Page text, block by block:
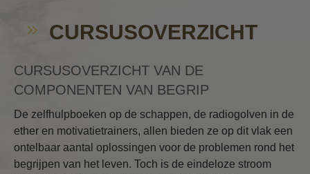
CURSUSOVERZICHT
CURSUSOVERZICHT VAN DE
COMPONENTEN VAN BEGRIP
De zelfhulpboeken op de schappen, de radiogolven in de
ether en motivatietrainers, allen bieden ze op dit vlak een
ontelbaar aantal oplossingen voor de problemen rond het
begrijpen van het leven. Toch is de eindeloze stroom